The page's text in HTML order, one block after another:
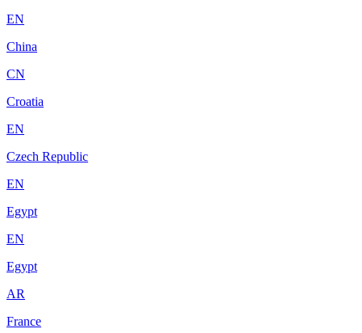
EN
China
CN
Croatia
EN
Czech Republic
EN
Egypt
EN
Egypt
AR
France